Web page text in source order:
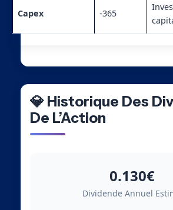
Capex -365
💎 Historique Des
De L’Action
0.130€
Dividende Annuel